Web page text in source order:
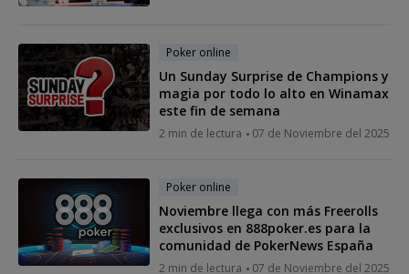
Poker online
Un Sunday Surprise de Champions y
magia por todo lo alto en Winamax
este fin de semana
2 min de lectura 07 de Noviembre del 2025
Poker online
Noviembre llega con más Freerolls
exclusivos en 888poker.es para la
comunidad de PokerNews España
2 min de lectura 07 de Noviembre del 2025